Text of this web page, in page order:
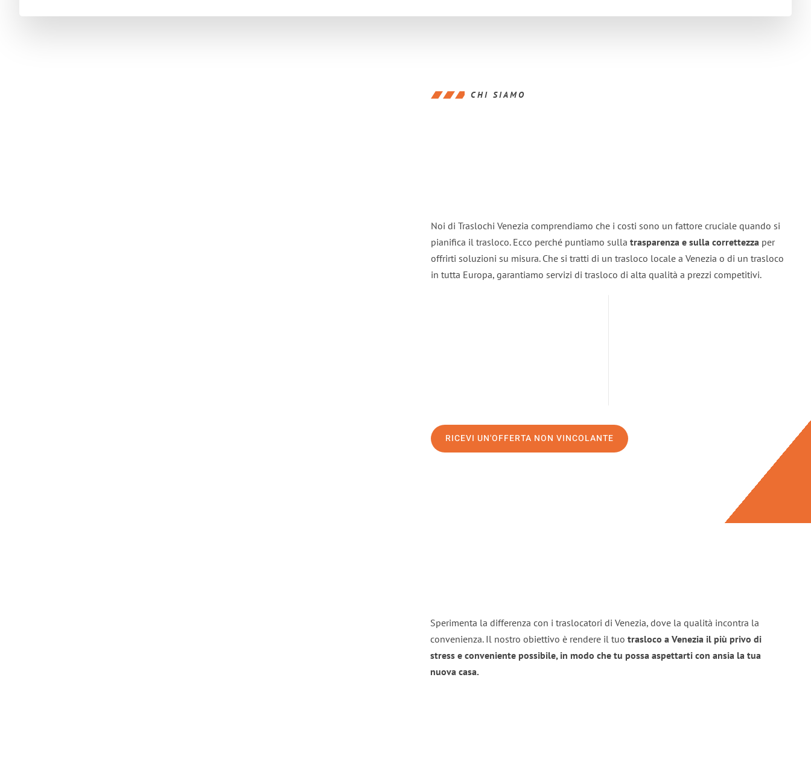
CHI SIAMO
Noi di Traslochi Venezia comprendiamo che i costi sono un fattore cruciale quando si
pianifica il trasloco. Ecco perché puntiamo sulla trasparenza e sulla correttezza per
offrirti soluzioni su misura. Che si tratti di un trasloco locale a Venezia o di un trasloco
in tutta Europa, garantiamo servizi di trasloco di alta qualità a prezzi competitivi.
RICEVI UN'OFFERTA NON VINCOLANTE
Sperimenta la differenza con i traslocatori di Venezia, dove la qualità incontra la
convenienza. Il nostro obiettivo è rendere il tuo trasloco a Venezia il più privo di
stress e conveniente possibile, in modo che tu possa aspettarti con ansia la tua
nuova casa.